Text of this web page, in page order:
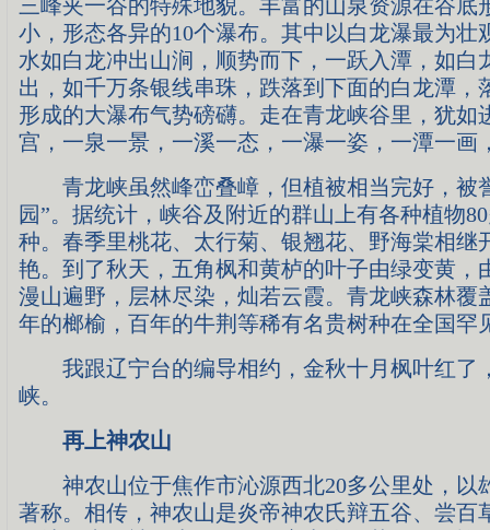
三峰夹一谷的特殊地貌。丰富的山泉资源在谷底
小，形态各异的10个瀑布。其中以白龙瀑最为壮
水如白龙冲出山涧，顺势而下，一跃入潭，如白
出，如千万条银线串珠，跌落到下面的白龙潭，
形成的大瀑布气势磅礴。走在青龙峡谷里，犹如
宫，一泉一景，一溪一态，一瀑一姿，一潭一画
青龙峡虽然峰峦叠嶂，但植被相当完好，被
园”。据统计，峡谷及附近的群山上有各种植物
种。春季里桃花、太行菊、银翘花、野海棠相继
艳。到了秋天，五角枫和黄栌的叶子由绿变黄，
漫山遍野，层林尽染，灿若云霞。青龙峡森林覆
年的榔榆，百年的牛荆等稀有名贵树种在全国罕
我跟辽宁台的编导相约，金秋十月枫叶红了
峡。
再上神农山
神农山位于焦作市沁源西北20多公里处，以
著称。相传，神农山是炎帝神农氏辩五谷、尝百